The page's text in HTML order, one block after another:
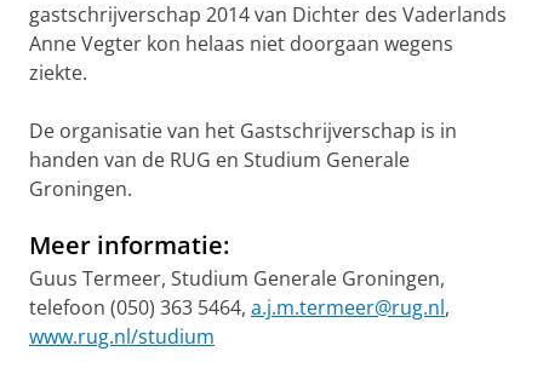
gastschrijverschap 2014 van Dichter des Vaderlands
Anne Vegter kon helaas niet doorgaan wegens
ziekte.
De organisatie van het Gastschrijverschap is in
handen van de RUG en Studium Generale
Groningen.
Meer informatie:
Guus Termeer, Studium Generale Groningen,
telefoon (050) 363 5464, a.j.m.termeer@rug.nl,
www.rug.nl/studium